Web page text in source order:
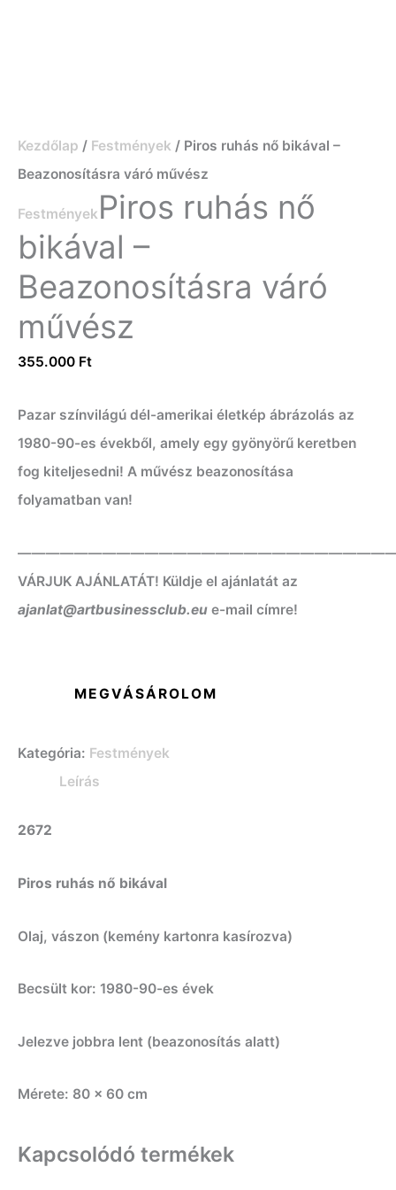
Kezdőlap / Festmények / Piros ruhás nő bikával –
Beazonosításra váró művész
Festmények Piros ruhás nő
bikával –
Beazonosításra váró
művész
355.000 Ft
Pazar színvilágú dél-amerikai életkép ábrázolás az
1980-90-es évekből, amely egy gyönyörű keretben
fog kiteljesedni! A művész beazonosítása
folyamatban van!
VÁRJUK AJÁNLATÁT! Küldje el ajánlatát az
ajanlat@artbusinessclub.eu e-mail címre!
MEGVÁSÁROLOM
Kategória: Festmények
Leírás
2672
Piros ruhás nő bikával
Olaj, vászon (kemény kartonra kasírozva)
Becsült kor: 1980-90-es évek
Jelezve jobbra lent (beazonosítás alatt)
Mérete: 80 x 60 cm
Kapcsolódó termékek